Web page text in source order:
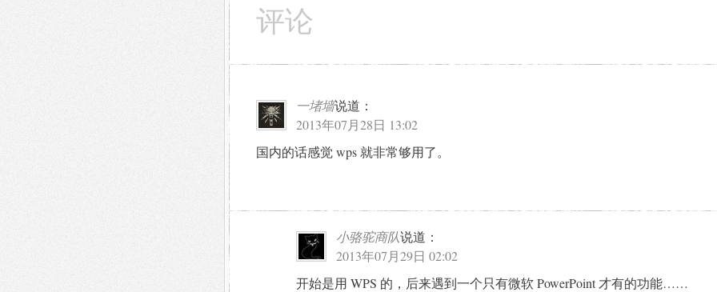
评论
一堵墙说道：
2013年07月28日 13:02
国内的话感觉 wps 就非常够用了。
小骆驼商队说道：
2013年07月29日 02:02
开始是用 WPS 的，后来遇到一个只有微软 PowerPoint 才有的功能……